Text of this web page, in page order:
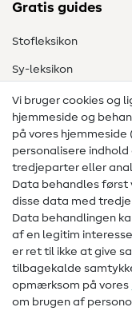
Gratis guides
Stofleksikon
Sy-leksikon
Syvejledninger
Hjælp & kontakt
Kontakt
Information om
FAQ
Fortrydelsesret
Populært
Vi bruger cookies og
hjemmeside og
på vores hjemmeside
personalisere
tredjeparter eller
Data behandles først
disse data med
Data behandlingen
af en legitim
er ret til ikke at give
tilbagekalde
opmærksom på vores
om brugen af